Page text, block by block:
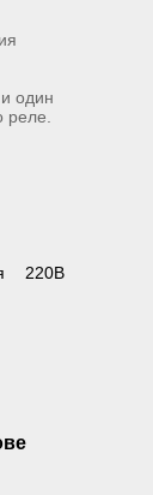
один
реле.
220В